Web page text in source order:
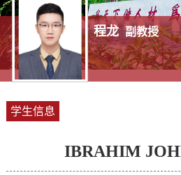
程龙 副教授
学生信息
IBRAHIM